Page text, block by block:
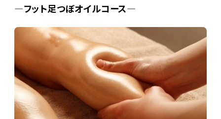
―フット足つぼオイルコース―